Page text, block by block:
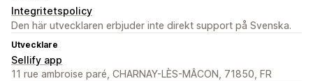
Integritetspolicy
Den här utvecklaren erbjuder inte direkt support på Svenska.
Utvecklare
Sellify app
11 rue ambroise paré, CHARNAY-LÈS-MÂCON, 71850, FR